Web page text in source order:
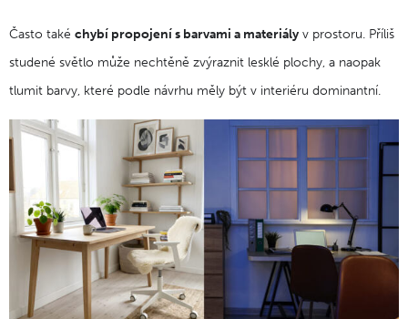
Často také chybí propojení s barvami a materiály v prostoru. Příliš
studené světlo může nechtěně zvýraznit lesklé plochy, a naopak
tlumit barvy, které podle návrhu měly být v interiéru dominantní.